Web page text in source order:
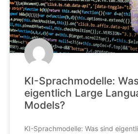
KI-Sprachmodelle:
eigentlich Large
Models?
KI-Sprachmodelle: Was sind